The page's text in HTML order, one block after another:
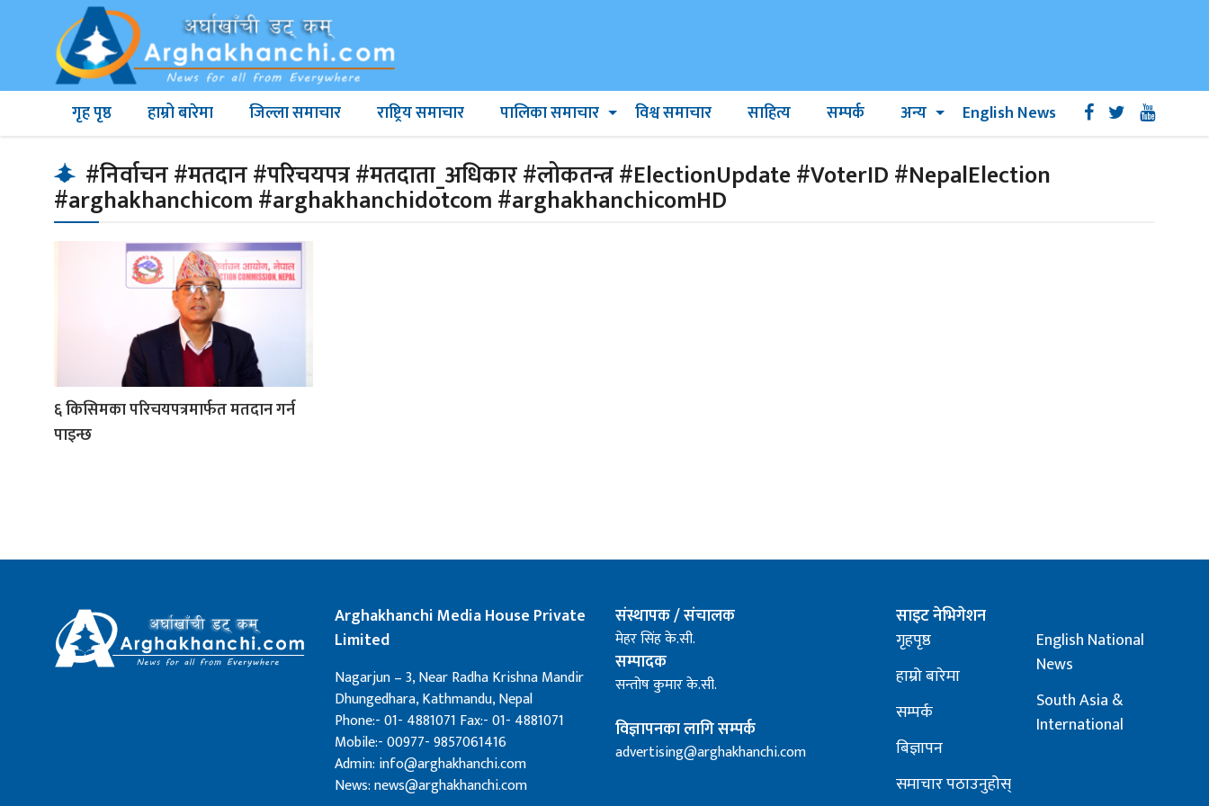
गृह पृष्ठ हाम्रो बारेमा जिल्ला समाचार राष्ट्रिय समाचार पालिका समाचार विश्व समाचार साहित्य सम्पर्क अन्य English News
#निर्वाचन #मतदान #परिचयपत्र #मतदाता_अधिकार #लोकतन्त्र #ElectionUpdate #VoterID #NepalElection
#arghakhanchicom #arghakhanchidotcom #arghakhanchicomHD
६ किसिमका परिचयपत्रमार्फत मतदान गर्न
पाइन्छ
Arghakhanchi Media House Private
Limited
Nagarjun – 3, Near Radha Krishna Mandir
Dhungedhara, Kathmandu, Nepal
Phone:- 01- 4881071 Fax:- 01- 4881071
Mobile:- 00977- 9857061416
Admin: info@arghakhanchi.com
News: news@arghakhanchi.com
संस्थापक / संचालक
मेहर सिंह के.सी.
सम्पादक
सन्तोष कुमार के.सी.
विज्ञापनका लागि सम्पर्क
advertising@arghakhanchi.com
साइट नेभिगेशन
गृहपृष्ठ
हाम्रो बारेमा
सम्पर्क
बिज्ञापन
समाचार पठाउनुहोस्
English National
News
South Asia &
International